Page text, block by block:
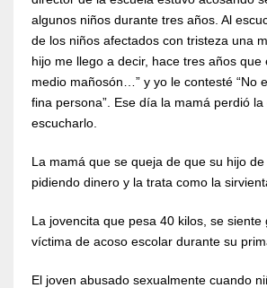
algunos niños durante tres años. Al
de los niños afectados con tristeza una
hijo me llego a decir, hace tres años que
medio mañosón…” y yo le contesté “No
fina persona”. Ese día la mamá perdió
escucharlo.
La mamá que se queja de que su hijo
pidiendo dinero y la trata como la
La jovencita que pesa 40 kilos, se siente
víctima de acoso escolar durante su
El joven abusado sexualmente cuando